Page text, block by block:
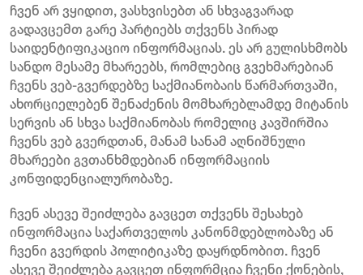
ჩვენ არ ვყიდით, ვასხვისებთ ან სხვაგვარად
გადავცემთ გარე პარტიებს თქვენს პირად
საიდენტიფიკაციო ინფორმაციას. ეს არ გულისხმობს
სანდო მესამე მხარეებს, რომლებიც გვეხმარებიან
ჩვენს ვებ-გვერდებზე საქმიანობაის წარმართვაში,
ახორციელებენ შენაძენის მომხარებლამდე მიტანის
სერვის ან სხვა საქმიანობას რომელიც კავშირშია
ჩვენს ვებ გვერდთან, მანამ სანამ აღნიშნული
მხარეები გვთანხმდებიან ინფორმაციის
კონფიდენციალურობაზე.
ჩვენ ასევე შეიძლება გავცეთ თქვენს შესახებ
ინფორმაცია საქართველოს კანონმდებლობაზე ან
ჩვენი გვერდის პოლიტიკაზე დაყრდნობით. ჩვენ
ასევე შეიძლება გავცეთ ინფორმცია ჩვენი ქონების,